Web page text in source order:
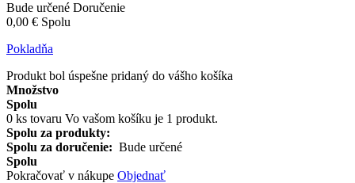
Bude určené Doručenie
0,00 € Spolu
Pokladňa
Produkt bol úspešne pridaný do vášho košíka
Množstvo
Spolu
0 ks tovaru Vo vašom košíku je 1 produkt.
Spolu za produkty:
Spolu za doručenie: Bude určené
Spolu
Pokračovať v nákupe Objednať